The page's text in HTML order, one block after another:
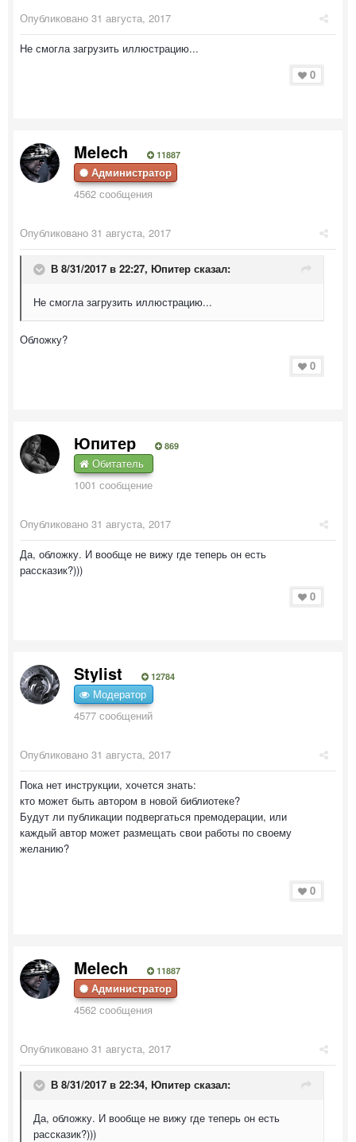
Опубликовано 31 августа, 2017
Не смогла загрузить иллюстрацию...
0
Melech 11887
Администратор
4562 сообщения
Опубликовано 31 августа, 2017
В 8/31/2017 в 22:27, Юпитер сказал:
Не смогла загрузить иллюстрацию...
Обложку?
0
Юпитер 869
Обитатель
1001 сообщение
Опубликовано 31 августа, 2017
Да, обложку. И вообще не вижу где теперь он есть
рассказик?)))
0
Stylist 12784
Модератор
4577 сообщений
Опубликовано 31 августа, 2017
Пока нет инструкции, хочется знать:
кто может быть автором в новой библиотеке?
Будут ли публикации подвергаться премодерации, или
каждый автор может размещать свои работы по своему
желанию?
0
Melech 11887
Администратор
4562 сообщения
Опубликовано 31 августа, 2017
В 8/31/2017 в 22:34, Юпитер сказал:
Да, обложку. И вообще не вижу где теперь он есть
рассказик?)))